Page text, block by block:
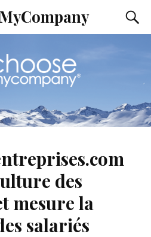
des
mesure la
salariés